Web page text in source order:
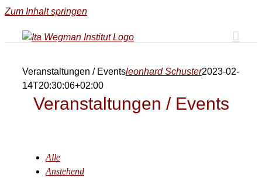
Zum Inhalt springen
Veranstaltungen / Eventsleonhard Schuster2023-02-
14T20:30:06+02:00
Veranstaltungen / Events
Alle
Anstehend